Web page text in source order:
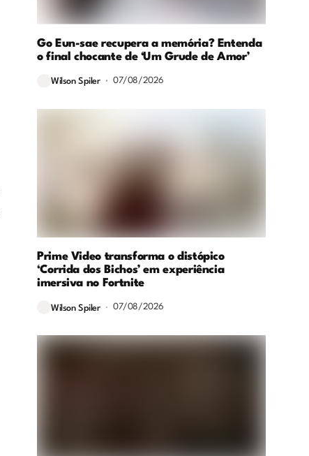
Go Eun-sae recupera a memória? Entenda
o final chocante de ‘Um Grude de Amor’
Wilson Spiler 07/08/2026
Prime Video transforma o distópico
‘Corrida dos Bichos’ em experiência
imersiva no Fortnite
Wilson Spiler 07/08/2026